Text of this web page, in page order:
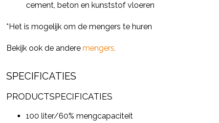
cement, beton en kunststof vloeren
*Het is mogelijk om de mengers te huren
Bekijk ook de anderemengers.
SPECIFICATIES
PRODUCTSPECIFICATIES
100 liter/60% mengcapaciteit